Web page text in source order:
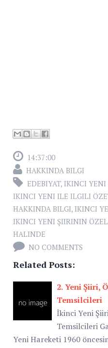
14:37:00
HAKKINDA BILGI
EDEBIYAT, IKINCI
IKINCI YENI ILE ILGILI
HAKKINDA BILGI, IKINCI
IKINCI YENI ŞIIRININ
HALINDE
NO COMMENTS
Related Posts:
2. Yeni Şiiri,
Temsilcileri
İkinci Yeni
Temsilcileri
Yeni Hareketi 1960